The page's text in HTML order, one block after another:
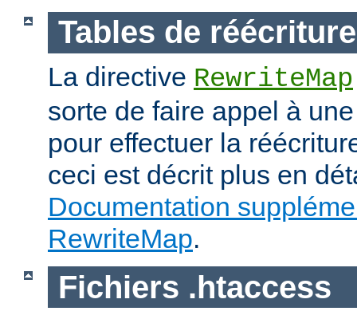
Tables de réécriture
La directive RewriteMap
sorte de faire appel à
pour effectuer la
ceci est décrit plus en
Documentation
RewriteMap.
Fichiers .htaccess